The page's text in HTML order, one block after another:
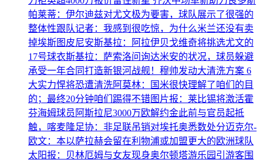
帕莱蒂：伊尔迪兹对尤文极为要害，球队展示了很强的
整体性跟队记者：我感到很吃惊，为什么米兰还没有卖
掉埃斯图皮尼安斯基拉：阿拉伊贝戈维奇将挑选尤文的
17号球衣斯基拉：萨索洛问询达米安的状况，球员躲避
承受一年合同打造新银河战舰！穆帅发动大清洗方案 6
大实力悍将恐遭清洗阿莫林：国米很快理解了咱们的目
的；最终20分钟咱们踢得不错图片报：莱比锡将激活霍
芬海姆球员阿斯拉尼3000万欧解约金此前与官员起抵
触，喀麦隆足协：非足联吊销对埃托奥悉数处分迈克尔-
欧文：本以萨拉赫会留在利物浦或加盟更大的欧洲球队
太阳报：贝林厄姆与女友现身奥尔顿塔游乐园引游客围